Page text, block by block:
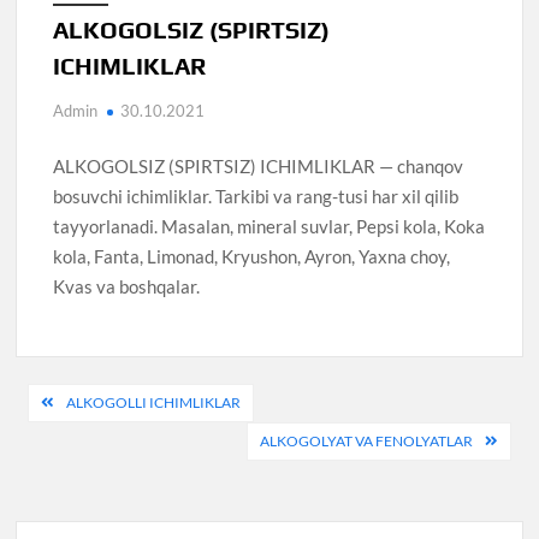
ALKOGOLSIZ (SPIRTSIZ)
ICHIMLIKLAR
Admin 30.10.2021
ALKOGOLSIZ (SPIRTSIZ) ICHIMLIKLAR — chanqov
bosuvchi ichimliklar. Tarkibi va rang-tusi har xil qilib
tayyorlanadi. Masalan, mineral suvlar, Pepsi kola, Koka
kola, Fanta, Limonad, Kryushon, Ayron, Yaxna choy,
Kvas va boshqalar.
PostALKOGOLLI ICHIMLIKLAR
ALKOGOLYAT VA FENOLYATLAR